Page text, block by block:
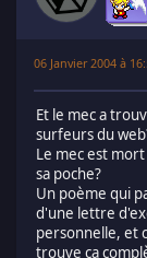
06 Janvier 2004 à
Et le mec a
surfeurs du
Le mec est
sa poche?
Un poème qui
d'une lettre
personnelle, et
trouve ça